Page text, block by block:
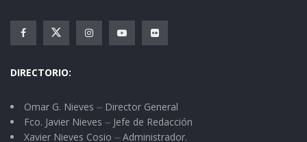
DIRECTORIO:
Omar G. Nieves ⏤ Director General
Fco. Javier Nieves ⏤ Jefe de Redacción
Xavier Nieves Cosio ⏤ Administrador.